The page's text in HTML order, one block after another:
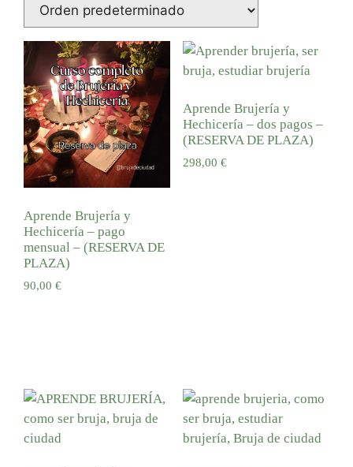
Aprende Brujería y
Hechicería – pago
mensual – (RESERVA DE
PLAZA)
90,00 €
Aprende Brujería y
Hechicería – dos pagos –
(RESERVA DE PLAZA)
298,00 €